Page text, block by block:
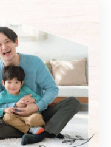
ドアの断熱リフォー
温の影響を受けに
温度を抑えられる
。
ランスを考えたプラ
工事計画です。事前
なリフォーム箇所